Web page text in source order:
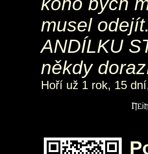
musel
ANDÍLKU
někdy
Hoří už 1 rok, 15